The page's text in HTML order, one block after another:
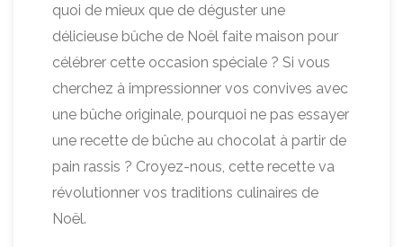
quoi de mieux que de déguster une
délicieuse bûche de Noël faite maison pour
célébrer cette occasion spéciale ? Si vous
cherchez à impressionner vos convives avec
une bûche originale, pourquoi ne pas essayer
une recette de bûche au chocolat à partir de
pain rassis ? Croyez-nous, cette recette va
révolutionner vos traditions culinaires de
Noël.